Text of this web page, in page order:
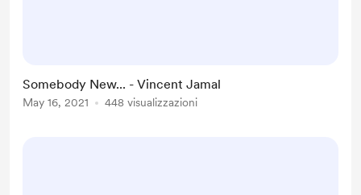
Somebody New... - Vincent Jamal
May 16, 2021 448 visualizzazioni